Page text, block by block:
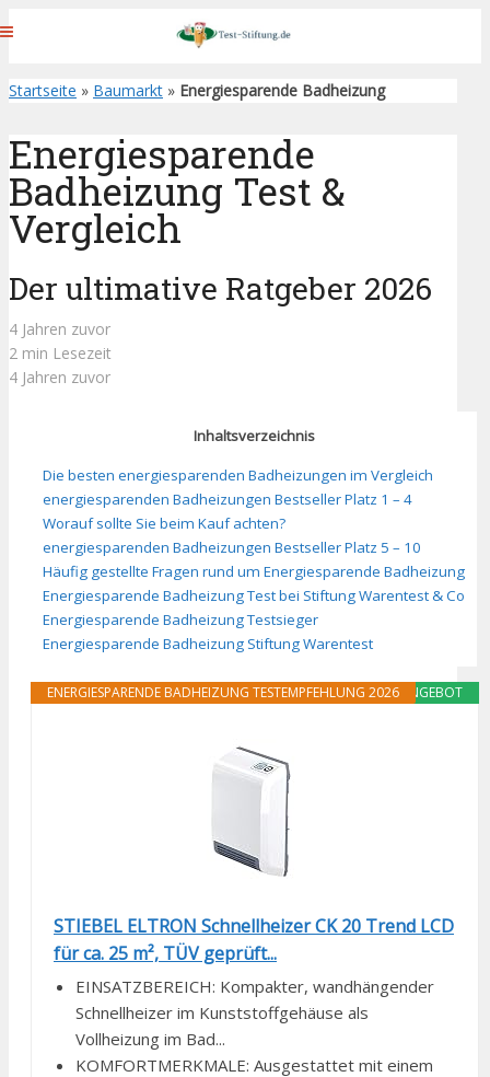
Startseite » Baumarkt » Energiesparende Badheizung
Energiesparende
Badheizung Test &
Vergleich
Der ultimative Ratgeber 2026
4 Jahren zuvor
2 min Lesezeit
4 Jahren zuvor
Inhaltsverzeichnis
Die besten energiesparenden Badheizungen im Vergleich
energiesparenden Badheizungen Bestseller Platz 1 – 4
Worauf sollte Sie beim Kauf achten?
energiesparenden Badheizungen Bestseller Platz 5 – 10
Häufig gestellte Fragen rund um Energiesparende Badheizung
Energiesparende Badheizung Test bei Stiftung Warentest & Co
Energiesparende Badheizung Testsieger
Energiesparende Badheizung Stiftung Warentest
ANGEBOT
ENERGIESPARENDE BADHEIZUNG TESTEMPFEHLUNG 2026
STIEBEL ELTRON Schnellheizer CK 20 Trend LCD
für ca. 25 m², TÜV geprüft...
EINSATZBEREICH: Kompakter, wandhängender
Schnellheizer im Kunststoffgehäuse als
Vollheizung im Bad...
KOMFORTMERKMALE: Ausgestattet mit einem